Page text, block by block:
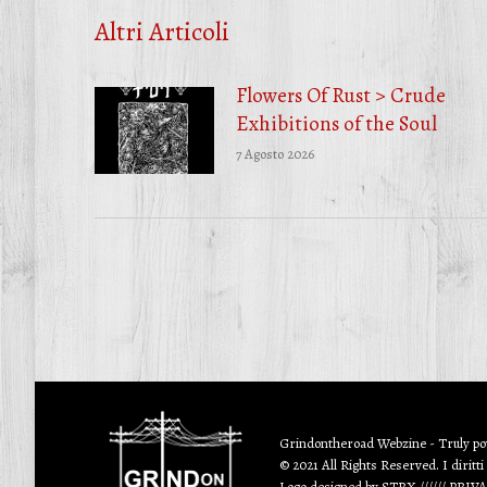
Altri Articoli
Flowers Of Rust > Crude
Exhibitions of the Soul
7 Agosto 2026
Grindontheroad Webzine - Truly
© 2021 All Rights Reserved. I